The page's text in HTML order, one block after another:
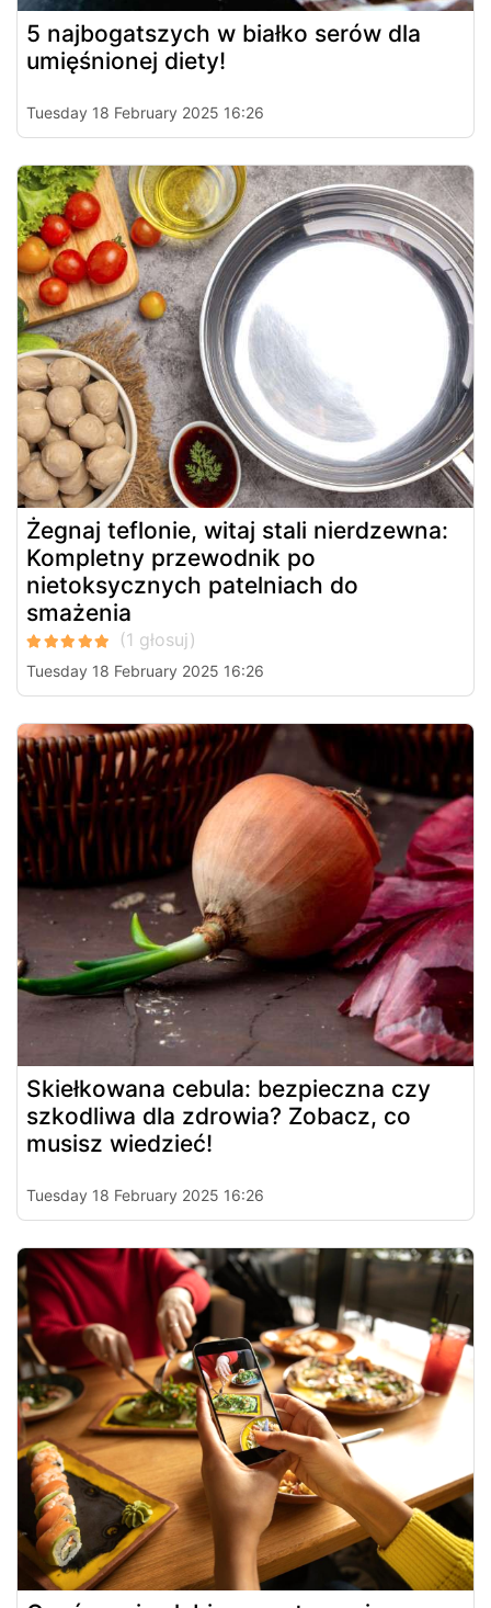
5 najbogatszych w białko serów dla
umięśnionej diety!
Tuesday 18 February 2025 16:26
Żegnaj teflonie, witaj stali nierdzewna:
Kompletny przewodnik po
nietoksycznych patelniach do
smażenia
Tuesday 18 February 2025 16:26
Skiełkowana cebula: bezpieczna czy
szkodliwa dla zdrowia? Zobacz, co
musisz wiedzieć!
Tuesday 18 February 2025 16:26